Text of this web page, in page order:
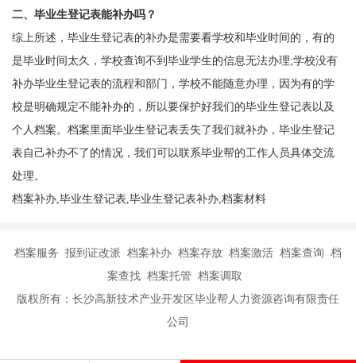
二、毕业生登记表能补办吗？
综上所述，毕业生登记表的补办是需要看学校和毕业时间的，有的
是毕业时间太久，学校查询不到毕业学生的信息无法办理;学校没有
补办毕业生登记表的流程和部门，学校不能随意办理，因为有的学
校是明确规定不能补办的，所以要保护好我们的毕业生登记表以及
个人档案。档案里面毕业生登记表丢失了我们就补办，毕业生登记
表自己补办不了的情况，我们可以联系毕业帮的工作人员具体交流
处理。
档案补办,毕业生登记表,毕业生登记表补办,档案材料
档案服务 报到证改派 档案补办 档案存放 档案激活 档案查询 档
案查找 档案托管 档案调取
版权所有：长沙高新技术产业开发区毕业帮人力资源咨询有限责任
公司